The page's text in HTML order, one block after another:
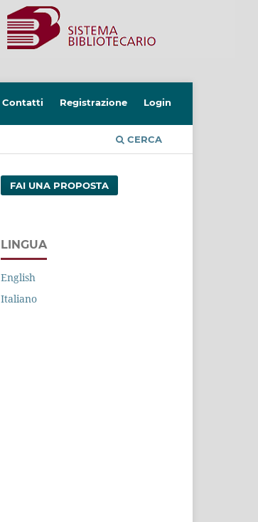
CERCA
Contatti Registrazione Login
FAI UNA PROPOSTA
LINGUA
English
Italiano